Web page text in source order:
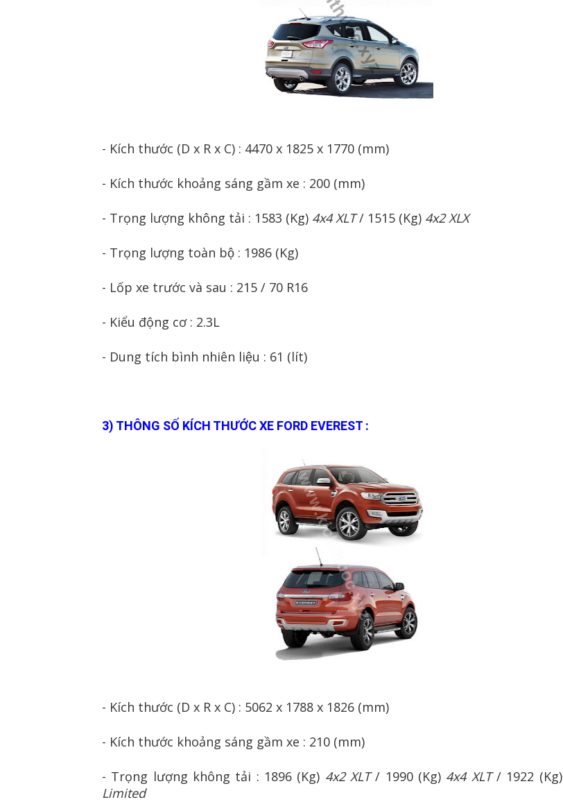
- Kích thước (D x R x C) : 4470 x 1825 x 1770 (mm)
- Kích thước khoảng sáng gầm xe : 200 (mm)
- Trọng lượng không tải : 1583 (Kg) 4x4 XLT/ 1515 (Kg) 4x2 XLX
- Trọng lượng toàn bộ : 1986 (Kg)
- Lốp xe trước và sau : 215 / 70 R16
- Kiểu động cơ : 2.3L
- Dung tích bình nhiên liệu : 61 (lít)
3) THÔNG SỐ KÍCH THƯỚC XE FORD EVEREST :
- Kích thước (D x R x C) : 5062 x 1788 x 1826 (mm)
- Kích thước khoảng sáng gầm xe : 210 (mm)
- Trọng lượng không tải : 1896 (Kg) 4x2 XLT/ 1990 (Kg) 4x4 XLT/ 1922 (Kg)
Limited